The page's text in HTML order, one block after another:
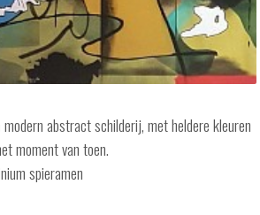
abstract schilderij, met heldere kleuren
moment van toen.
spieramen